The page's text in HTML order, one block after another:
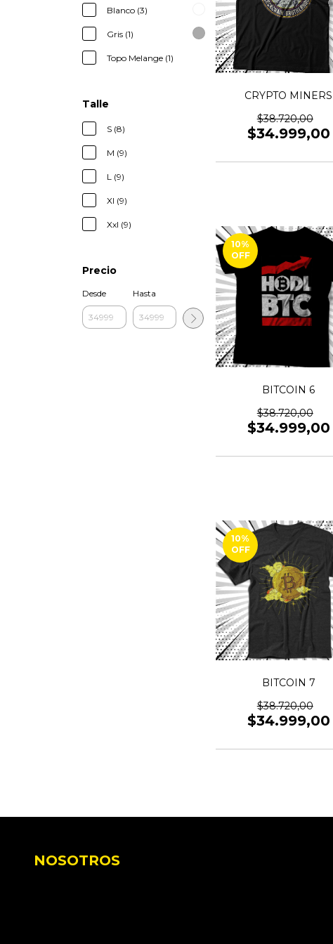
Blanco (3)
Gris (1)
Topo Melange (1)
Talle
S (8)
M (9)
L (9)
Xl (9)
Xxl (9)
Precio
Desde Hasta
CRYPTO MINERS
$38.720,00
$34.999,00
10%
OFF
BITCOIN 6
$38.720,00
$34.999,00
10%
OFF
BITCOIN 7
$38.720,00
$34.999,00
NOSOTROS